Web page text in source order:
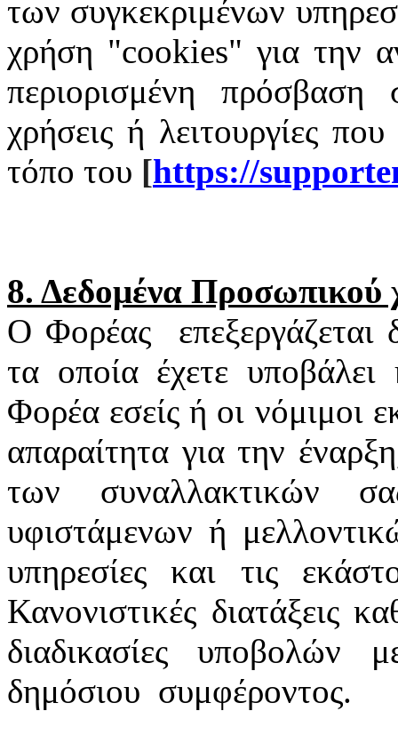
των συγκεκριμένων
χρήση "cookies" για την
περιορισμένη πρόσβαση
χρήσεις ή λειτουργίες
τόπο του [https://
8. Δεδομένα Προσωπικού
Ο Φορέας
τα οποία έχετε
Φορέα εσείς ή οι νόμιμοι
απαραίτητα για την
των συναλλακτικών
υφιστάμενων ή
υπηρεσίες και τις
Κανονιστικές διατάξεις
διαδικασίες
δημόσιου συμφέροντος.